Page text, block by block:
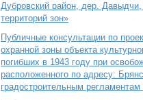
Дубровский район, дер. Давыдчи,
территорий зон»
Публичные консультации по
охранной зоны объекта
погибших в 1943 году при
расположенного по адресу:
градостроительным регламентам